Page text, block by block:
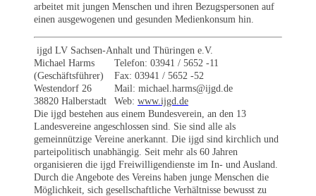
arbeitet mit jungen Menschen und ihren Bezugspersonen auf
einen ausgewogenen und gesunden Medienkonsum hin.
ijgd LV Sachsen-Anhalt und Thüringen e.V.
Michael Harms
(Geschäftsführer)
Westendorf 26
38820 Halberstadt
Telefon: 03941 / 5652 -11
Fax: 03941 / 5652 -52
Mail: michael.harms@ijgd.de
Web: www.ijgd.de
Die ijgd bestehen aus einem Bundesverein, an den 13
Landesvereine angeschlossen sind. Sie sind alle als
gemeinnützige Vereine anerkannt. Die ijgd sind kirchlich und
parteipolitisch unabhängig. Seit mehr als 60 Jahren
organisieren die ijgd Freiwilligendienste im In- und Ausland.
Durch die Angebote des Vereins haben junge Menschen die
Möglichkeit, sich gesellschaftliche Verhältnisse bewusst zu